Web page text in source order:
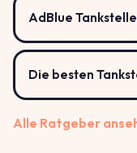
AdBlue
Die besten
Alle Ratgeber